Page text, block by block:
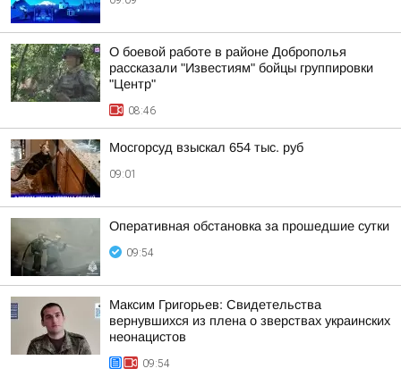
О боевой работе в районе Доброполья
рассказали "Известиям" бойцы группировки
"Центр"
08:46
Мосгорсуд взыскал 654 тыс. руб
09:01
Оперативная обстановка за прошедшие сутки
09:54
Максим Григорьев: Свидетельства
вернувшихся из плена о зверствах украинских
неонацистов
09:54